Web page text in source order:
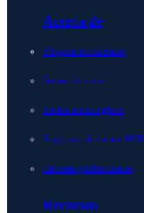
Acerca de
Póngase en contacto
Socios de canal
Socios tecnológicos
Programa de socios MSP
Carreras profesionales
Recursos